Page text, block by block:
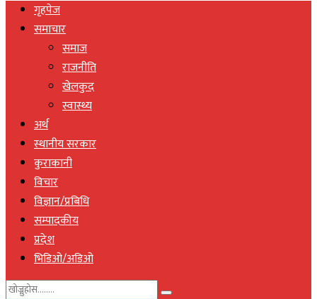
गृहपेज
समाचार
समाज
राजनीति
खेलकुद
स्वास्थ्य
अर्थ
स्थानीय सरकार
कुराकानी
विचार
विज्ञान/प्रबिधि
सम्पादकीय
प्रदेश
भिडिओ/अडिओ